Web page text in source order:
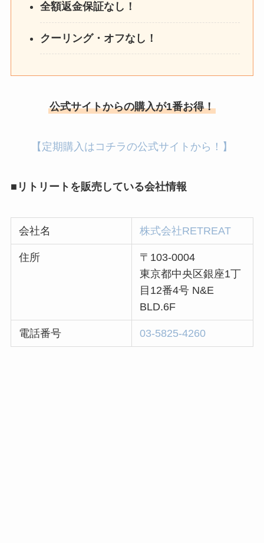
全額返金保証なし！
クーリング・オフなし！
公式サイトからの購入が1番お得！
【定期購入はコチラの公式サイトから！】
■リトリートを販売している会社情報
会社名 株式会社RETREAT
住所
〒103-0004
東京都中央区銀座1丁
目12番4号 N&E
BLD.6F
電話番号 03-5825-4260